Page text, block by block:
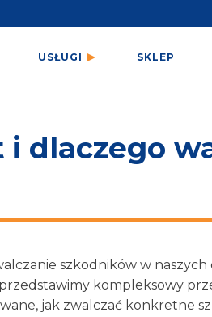
USŁUGI SKLEP
i dlaczego
szkodników w
kompleksowy
jak zwalczać konkretne